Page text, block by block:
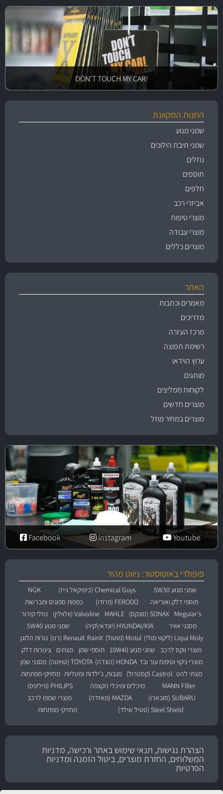
!DON'T TOUCH MY CAR
החנות המקוונת
שמני מנוע
שמני תיבת הילוכים
נוזלים
תוספים
חלפים
אביזרי רכב
מוצרי טיפוח
מוצרי עבודה
מוצרים כללים
האתר
מאמרים וכתבות
מדריכים
מרכז העזרה
רשימת תפוצה
ערוץ הוידאו
מותגים
לקוחות ממליצים
מוצרים חדשים
מוצרים במחיר מוזל
Youtube
Instagram
Facebook
פופולרי באוטוסטור: ניווט מהיר
שמני מנוע 5W30 Chemical Guys (כימיקאל גייז)
NGK
תוספי דלק ואוריאה
FERODO (פרודו)
כפפות ספוגים ומברשות
Meguiar's
SONAX (סונקס) MAHLE Valvoline (וולוולין)
נוזלי קירור
מסנני אוויר
HYUNDAI/KIA (יונדאי\קיה)
שמני מנוע 5W40
Liqui Moly (ליקווי מולי)
Motul (מוטול) RainX Renault (רנו)
נורות הלוגן
מוצרי ווקס לרכב
שמני מנוע 10W40 תוספי שמן מצתים
צינורות דלק
מוצרי ניקוי וטיפוח עור ובד HONDA (הונדה) TOYOTA (טויוטה)
מסנני שמן
מצתי להט Castrol (קסטרול) מגבות, ג'ילדות ומטליות מחזיקי מפתחות
MANN Filter
מיכלים ומיכלי הקצפה
PHILIPS (פיליפס)
SUBARU (סובארו)
MAZDA (מאזדה)
מוצרי שמפו לרכב
Steel Shield (סטיל שילד)
מחזיקי מפתחות
הצהרת נגישות, תנאי שימוש באתר ורכישה, מדניות
המשלוחים, החזרת מוצרים, ביטול הזמנה ומדניות
הפרטיות